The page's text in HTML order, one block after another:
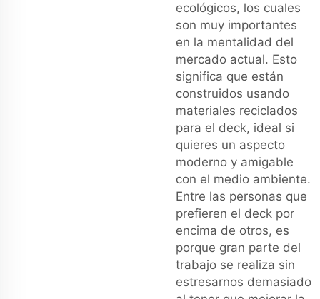
ecológicos, los cuales
son muy importantes
en la mentalidad del
mercado actual. Esto
significa que están
construidos usando
materiales reciclados
para el deck, ideal si
quieres un aspecto
moderno y amigable
con el medio ambiente.
Entre las personas que
prefieren el deck por
encima de otros, es
porque gran parte del
trabajo se realiza sin
estresarnos demasiado